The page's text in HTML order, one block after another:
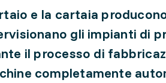
e la cartaia
gli impianti di
il processo di
completamente